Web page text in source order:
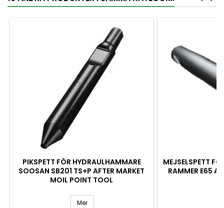
PIKSPETT FÖR HYDRAULHAMMARE
SOOSAN SB201 TS+P AFTER MARKET
MOIL POINT TOOL
Mer
MEJSELSPETT
RAMMER E65